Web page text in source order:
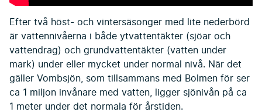
Efter två höst- och vintersäsonger med lite nederbörd
är vattennivåerna i både ytvattentäkter (sjöar och
vattendrag) och grundvattentäkter (vatten under
mark) under eller mycket under normal nivå. När det
gäller Vombsjön, som tillsammans med Bolmen för ser
ca 1 miljon invånare med vatten, ligger sjönivån på ca
1 meter under det normala för årstiden.